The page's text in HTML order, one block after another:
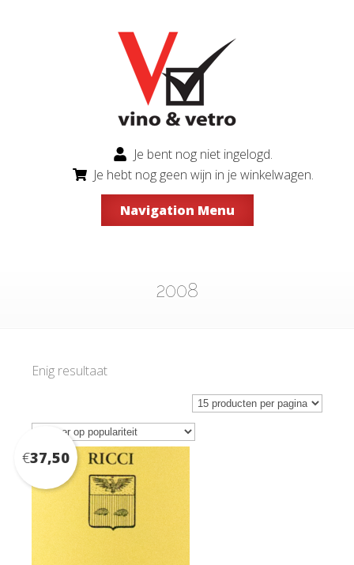
Je bent nog niet ingelogd.
Je hebt nog geen wijn in je winkelwagen.
Navigation Menu
2008
Enig resultaat
€37,50